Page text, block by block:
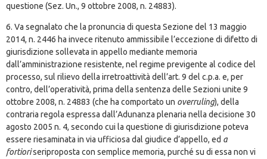
questione (Sez. Un., 9 ottobre 2008, n. 24883).
6. Va segnalato che la pronuncia di questa Sezione del 13 maggio
2014, n. 2446 ha invece ritenuto ammissibile l’eccezione di difetto di
giurisdizione sollevata in appello mediante memoria
dall’amministrazione resistente, nel regime previgente al codice del
processo, sul rilievo della irretroattività dell’art. 9 del c.p.a. e, per
contro, dell’operatività, prima della sentenza delle Sezioni unite 9
ottobre 2008, n. 24883 (che ha comportato un overruling), della
contraria regola espressa dall’Adunanza plenaria nella decisione 30
agosto 2005 n. 4, secondo cui la questione di giurisdizione poteva
essere riesaminata in via ufficiosa dal giudice d’appello, ed a
fortioriseriproposta con semplice memoria, purché su di essa non vi